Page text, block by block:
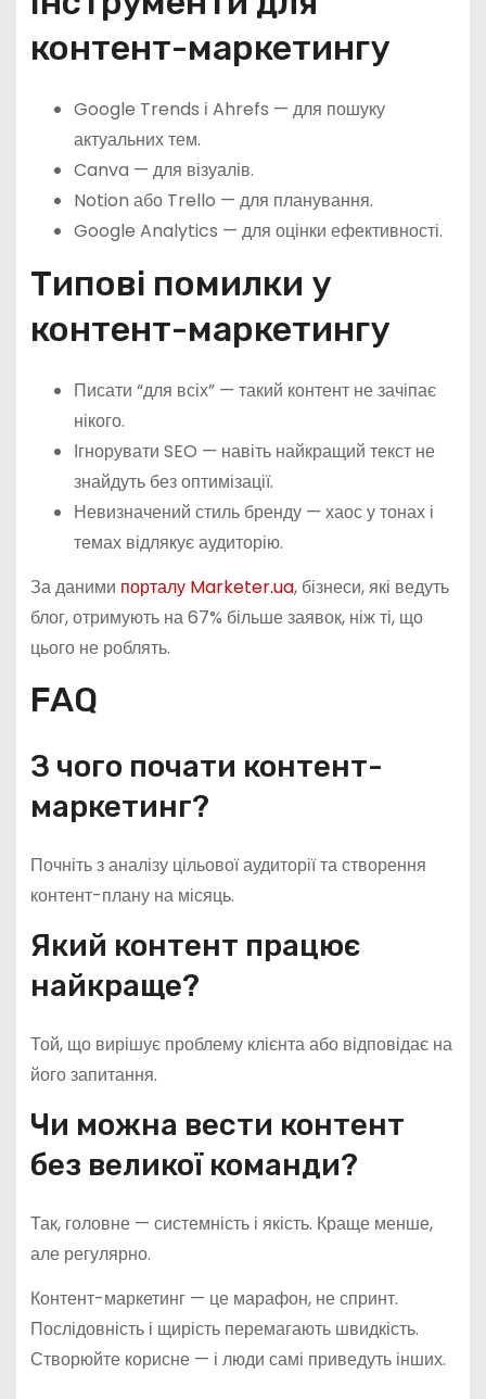
контент-маркетингу
Google Trends і Ahrefs — для пошуку
актуальних тем.
Canva — для візуалів.
Notion або Trello — для планування.
Google Analytics — для оцінки ефективності.
Типові помилки у
контент-маркетингу
Писати “для всіх” — такий контент не зачіпає
нікого.
Ігнорувати SEO — навіть найкращий текст не
знайдуть без оптимізації.
Невизначений стиль бренду — хаос у тонах і
темах відлякує аудиторію.
За даними порталу Marketer.ua, бізнеси, які ведуть
блог, отримують на 67% більше заявок, ніж ті, що
цього не роблять.
FAQ
З чого почати контент-
маркетинг?
Почніть з аналізу цільової аудиторії та створення
контент-плану на місяць.
Який контент працює
найкраще?
Той, що вирішує проблему клієнта або відповідає на
його запитання.
Чи можна вести контент
без великої команди?
Так, головне — системність і якість. Краще менше,
але регулярно.
Контент-маркетинг — це марафон, не спринт.
Послідовність і щирість перемагають швидкість.
Створюйте корисне — і люди самі приведуть інших.